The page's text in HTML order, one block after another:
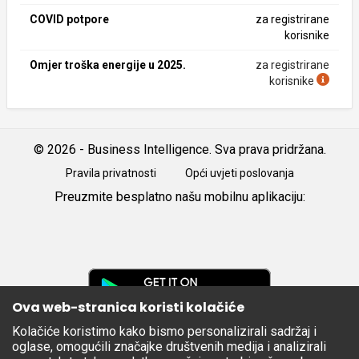
COVID potpore
za registrirane
korisnike
Omjer troška energije u 2025.
za registrirane
korisnike
© 2026 - Business Intelligence. Sva prava pridržana.
Pravila privatnosti Opći uvjeti poslovanja
Preuzmite besplatno našu mobilnu aplikaciju:
Apple
Store
Ova web-stranica koristi kolačiće
Kolačiće koristimo kako bismo personalizirali sadržaj i
oglase, omogućili značajke društvenih medija i analizirali